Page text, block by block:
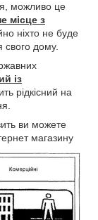
можливо це
місце з
ніхто не буде
свого дому.
із
рідкісний на
ви можете
магазину